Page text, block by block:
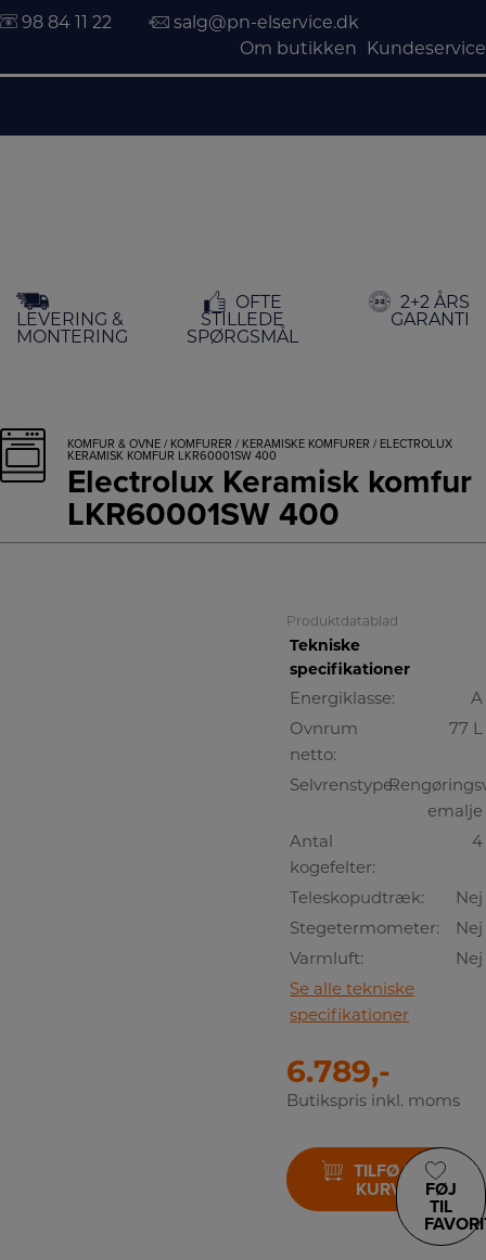
indholdet
98 84 11 22
salg@pn-elservice.dk
Om butikken
Kundeservice
LEVERING &
MONTERING
OFTE
STILLEDE
SPØRGSMÅL
2+2 ÅRS
GARANTI
KOMFUR & OVNE / KOMFURER / KERAMISKE KOMFURER / ELECTROLUX
KERAMISK KOMFUR LKR60001SW 400
Electrolux Keramisk komfur
LKR60001SW 400
Produktdatablad
Tekniske
specifikationer
Energiklasse:
A
Ovnrum
netto:
77 L
Selvrenstype:
emalje
Antal
kogefelter:
4
Teleskopudtræk:
Nej
Stegetermometer:
Nej
Varmluft:
Nej
Se alle tekniske
specifikationer
6.789,-
Butikspris inkl. moms
TILFØJ TIL
KURV
FØJ
TIL